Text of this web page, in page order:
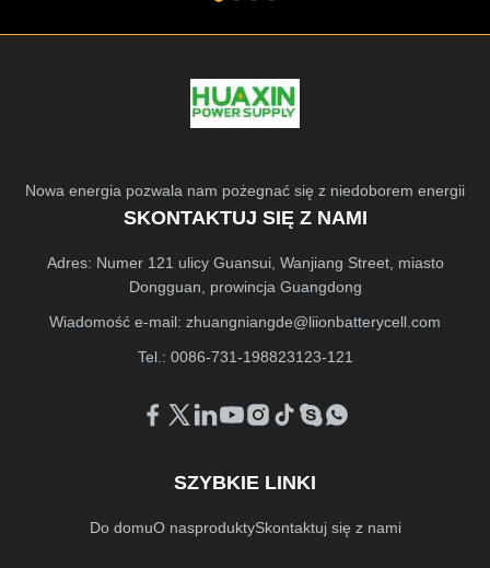
Nowa energia pozwala nam pożegnać się z niedoborem energii
SKONTAKTUJ SIĘ Z NAMI
Adres: Numer 121 ulicy Guansui, Wanjiang Street, miasto
Dongguan, prowincja Guangdong
Wiadomość e-mail: zhuangniangde@liionbatterycell.com
Tel.: 0086-731-198823123-121
SZYBKIE LINKI
Do domuO nasproduktySkontaktuj się z nami